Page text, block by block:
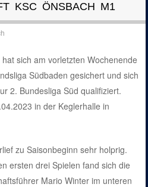
KSC ÖNSBACH M1
sich am vorletzten Wochenende
Südbaden gesichert und sich
2. Bundesliga Süd qualifiziert.
in der Keglerhalle in
zu Saisonbeginn sehr holprig.
ersten drei Spielen fand sich die
Mario Winter im unteren